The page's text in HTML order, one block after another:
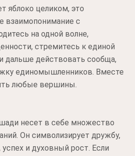
яблоко целиком, это
взаимопонимание с
на одной волне,
стремитесь к единой
дальше действовать сообща,
единомышленников. Вместе
любые вершины.
несет в себе множество
Он символизирует дружбу,
и духовный рост. Если